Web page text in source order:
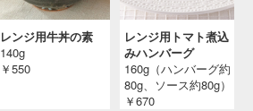
レンジ用牛丼の素
140g
￥550
レンジ用トマト煮込
みハンバーグ
160g（ハンバーグ約
80g、ソース約80g）
￥670